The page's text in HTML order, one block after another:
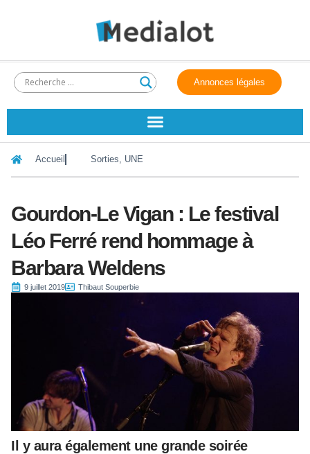
Annonces légales
Accueil Sorties, UNE
Gourdon-Le Vigan : Le festival
Léo Ferré rend hommage à
Barbara Weldens
9 juillet 2019 Thibaut Souperbie
Il y aura également une grande soirée